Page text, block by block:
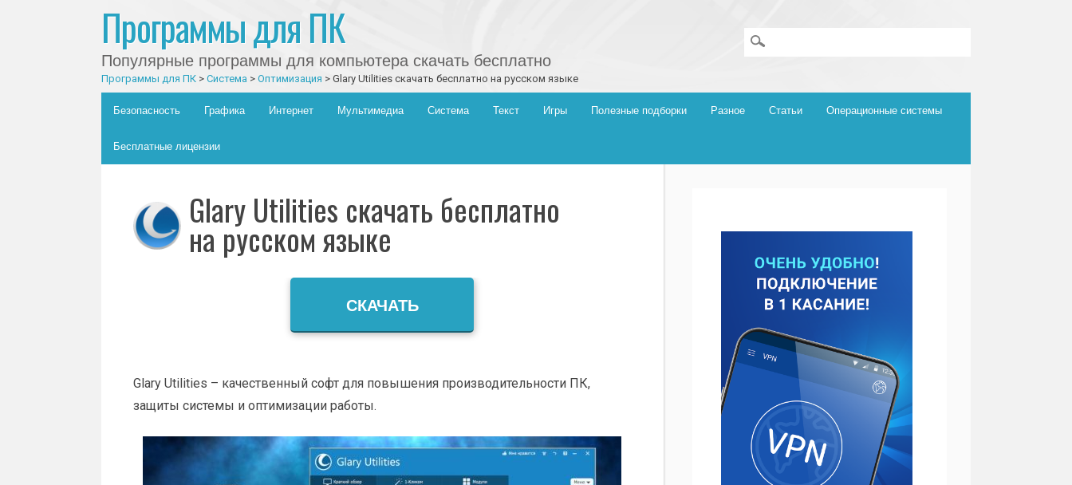
Программы для ПК
Популярные программы для компьютера скачать бесплатно
Программы для ПК> Система > Оптимизация > Glary Utilities скачать бесплатно на русском языке
Главное меню
Skip to content
Безопасность Графика Интернет Мультимедиа Система Текст Игры Полезные подборки Разное Статьи Операционные системы
Бесплатные лицензии
Glary Utilities скачать бесплатно
на русском языке
СКАЧАТЬ
Glary Utilities – качественный софт для повышения производительности ПК,
защиты системы и оптимизации работы.